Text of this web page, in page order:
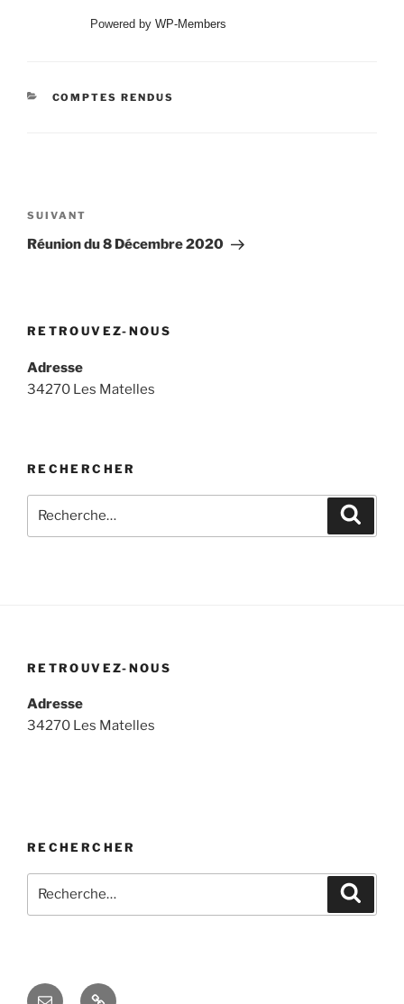
Powered by WP-Members
CATÉGORIES
COMPTES RENDUS
de
l’article
Article
suivant
SUIVANT
Réunion du 8 Décembre 2020
RETROUVEZ-NOUS
Adresse
34270 Les Matelles
RECHERCHER
pour
RETROUVEZ-NOUS
Adresse
34270 Les Matelles
RECHERCHER
pour
E- Espace